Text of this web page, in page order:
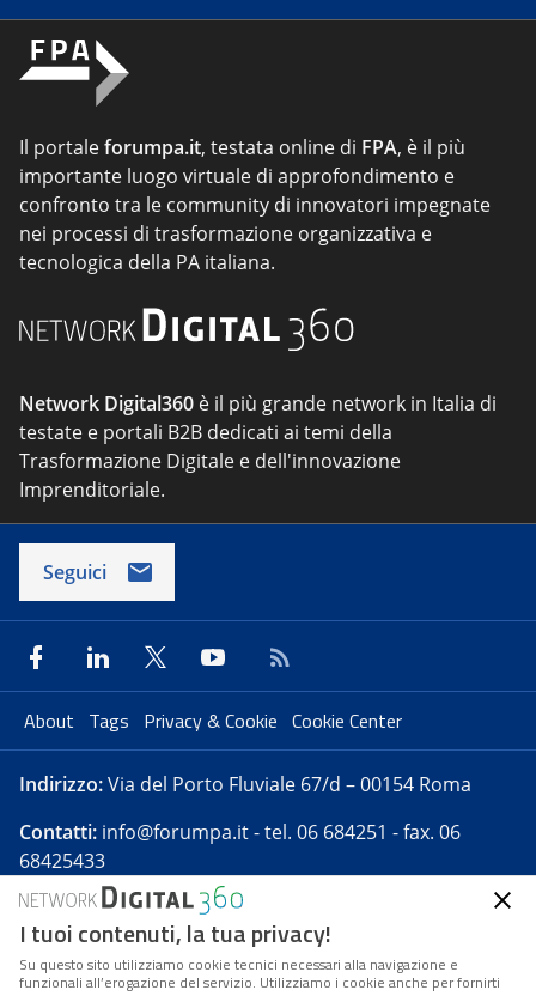
Il portaleforumpa.it, testata online di FPA, è il più
importante luogo virtuale di approfondimento e
confronto tra le community di innovatori impegnate
nei processi di trasformazione organizzativa e
tecnologica della PA italiana.
Network Digital360 è il più grande network in Italia di
testate e portali B2B dedicati ai temi della
Trasformazione Digitale e dell'innovazione
Imprenditoriale.
Seguici
About Tags Privacy & Cookie Cookie Center
Indirizzo:Via del Porto Fluviale 67/d – 00154 Roma
Contatti: info@forumpa.it- tel. 06 684251 - fax. 06
68425433
Forumpa.itè una pubblicazione telematica iscritta
presso Registro della stampa del Tribunale di Roma -
Reg. n. 182 del 2 maggio 2008 - Direttore resp. Michela
I tuoi contenuti, la tua privacy!
Su questo sito utilizziamo cookie tecnici necessari alla navigazione e
funzionali all’erogazione del servizio. Utilizziamo i cookie anche per fornirti